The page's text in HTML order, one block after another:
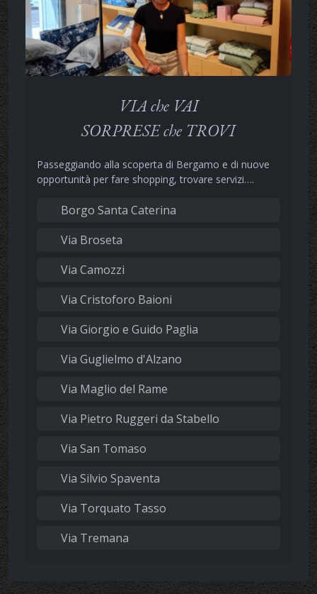
VIA che VAI
SORPRESE che TROVI
Passeggiando alla scoperta di Bergamo e di nuove
opportunità per fare shopping, trovare servizi….
Borgo Santa Caterina
Via Broseta
Via Camozzi
Via Cristoforo Baioni
Via Giorgio e Guido Paglia
Via Guglielmo d'Alzano
Via Maglio del Rame
Via Pietro Ruggeri da Stabello
Via San Tomaso
Via Silvio Spaventa
Via Torquato Tasso
Via Tremana